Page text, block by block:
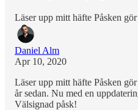
Läser upp mitt häfte Påsken
Daniel Alm
Apr 10, 2020
Läser upp mitt häfte Påsken
år sedan. Nu med en
Välsignad påsk!